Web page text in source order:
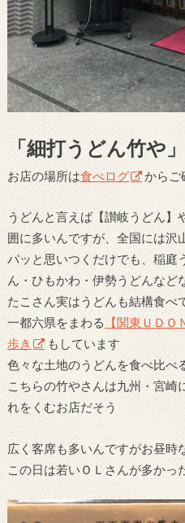
「細打うどん竹や」
お店の場所は食べログ からご
うどんと言えば【讃岐うどん】
囲に多いんですが、全国には沢
パッと思いつくだけでも、稲庭
ん・ひもかわ・伊勢うどんなど
たこさん実はうどんも結構食べ
一都六県をまわる
【関東ＵＤ
歩き
もしています
色々な土地のうどんを食べ比べ
こちらの竹やさんは九州・宮崎
れをくむお店だそう
広く客席も多いんですがお昼時
この日は若いＯＬさんが多かっ